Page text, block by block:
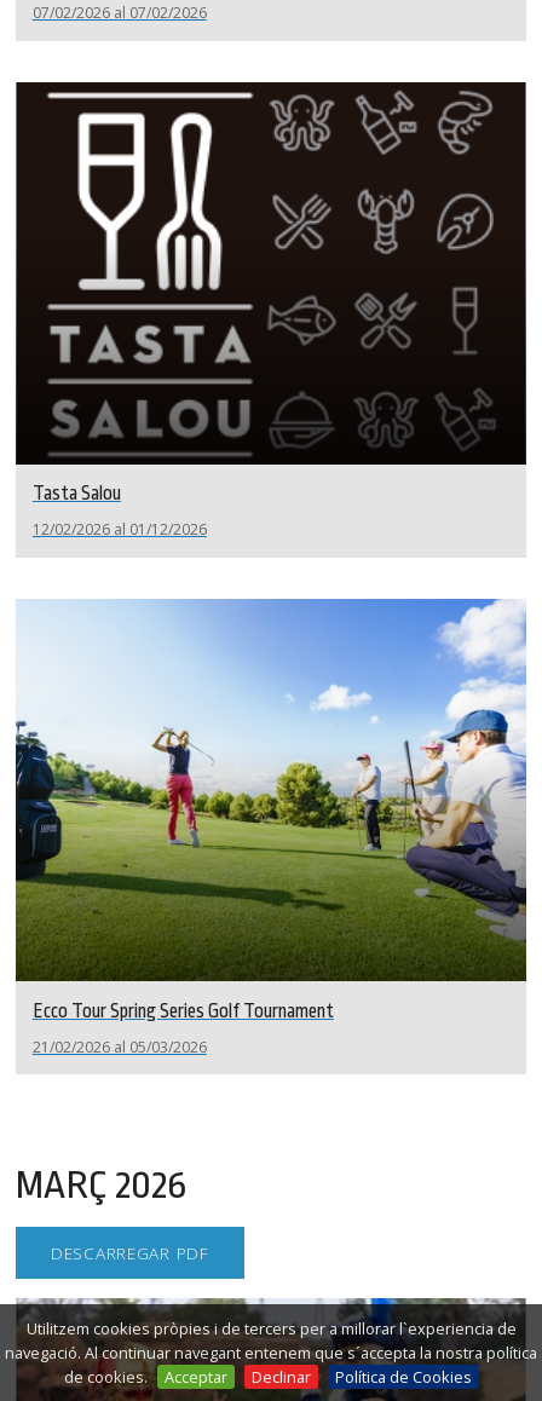
Utilitzem cookies pròpies i de tercers per a millorar l`experiencia de
navegació. Al continuar navegant entenem que s´accepta la nostra política
de cookies.
Acceptar Declinar Política de Cookies
07/02/2026 al 07/02/2026
Tasta Salou
12/02/2026 al 01/12/2026
Ecco Tour Spring Series Golf Tournament
21/02/2026 al 05/03/2026
MARÇ 2026
DESCARREGAR PDF